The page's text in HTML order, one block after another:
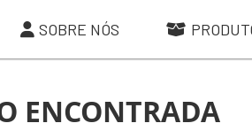
SOBRE NÓS
ENCONTRADA